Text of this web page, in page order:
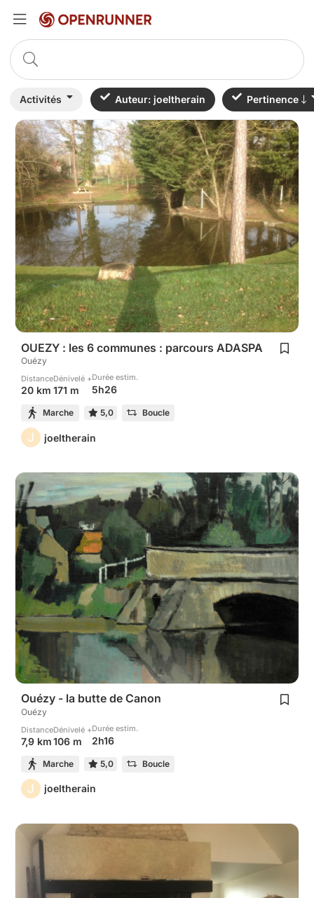
Activités Auteur: joeltherain Pertinence
OUEZY : les 6 communes : parcours ADASPA
Ouézy
Distance
20 km
Dénivelé +
171 m
Durée estim.
5h26
Marche 5,0 Boucle
J joeltherain
Ouézy - la butte de Canon
Ouézy
Distance
7,9 km
Dénivelé +
106 m
Durée estim.
2h16
Marche 5,0 Boucle
J joeltherain